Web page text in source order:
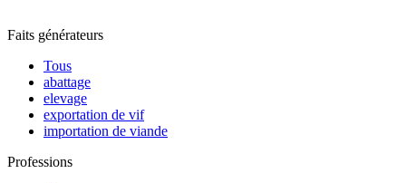
Faits générateurs
Tous
abattage
elevage
exportation de vif
importation de viande
Professions